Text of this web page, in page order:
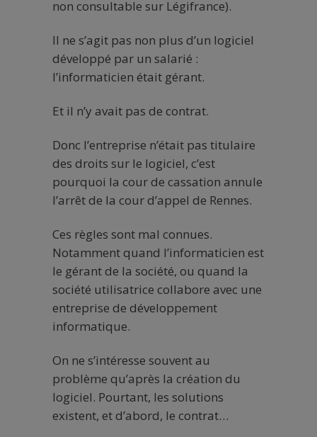
non consultable sur Légifrance).
Il ne s’agit pas non plus d’un logiciel
développé par un salarié :
l’informaticien était gérant.
Et il n’y avait pas de contrat.
Donc l’entreprise n’était pas titulaire
des droits sur le logiciel, c’est
pourquoi la cour de cassation annule
l’arrêt de la cour d’appel de Rennes.
Ces règles sont mal connues.
Notamment quand l’informaticien est
le gérant de la société, ou quand la
société utilisatrice collabore avec une
entreprise de développement
informatique.
On ne s’intéresse souvent au
problème qu’après la création du
logiciel. Pourtant, les solutions
existent, et d’abord, le contrat…